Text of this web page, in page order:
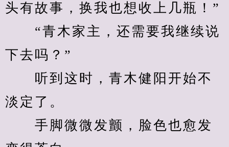
头有故事，换我也想收上几瓶！”
“青木家主，还需要我继续说
下去吗？”
听到这时，青木健阳开始不
淡定了。
手脚微微发颤，脸色也愈发